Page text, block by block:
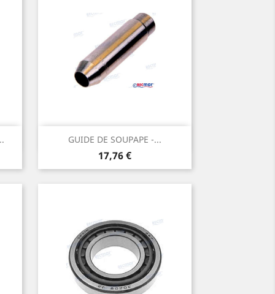
GUIDE DE SOUPAPE -...
Prix
17,76 €
Aperçu rapide